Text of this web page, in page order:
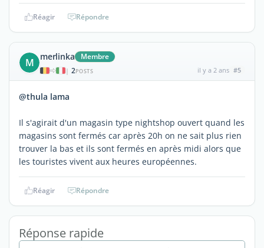
Réagir Répondre
M merlinka Membre
| 2POSTS il y a 2 ans #5
@thula lama
Il s'agirait d'un magasin type nightshop ouvert quand les
magasins sont fermés car après 20h on ne sait plus rien
trouver la bas et ils sont fermés en après midi alors que
les touristes vivent aux heures européennes.
Réagir Répondre
Réponse rapide